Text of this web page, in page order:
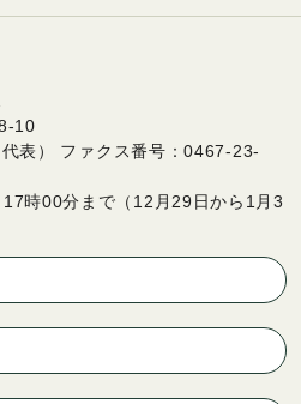
10
表） ファクス番号：0467-23-
時00分まで（12月29日から1月3